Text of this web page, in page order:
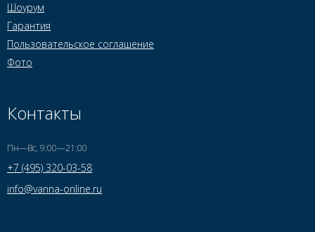
Шоурум
Гарантия
Пользовательское соглашение
Фото
Контакты
Пн—Вс, 9:00—21:00
+7 (495) 320-03-58
info@vanna-online.ru